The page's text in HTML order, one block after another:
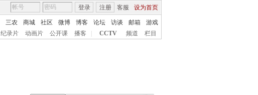
客服 设为首页
登录 注册
三农 商城 社区 微博 博客 论坛 访谈 邮箱
游戏
纪录片 动画片 公开课 播客 CCTV 频道 栏目